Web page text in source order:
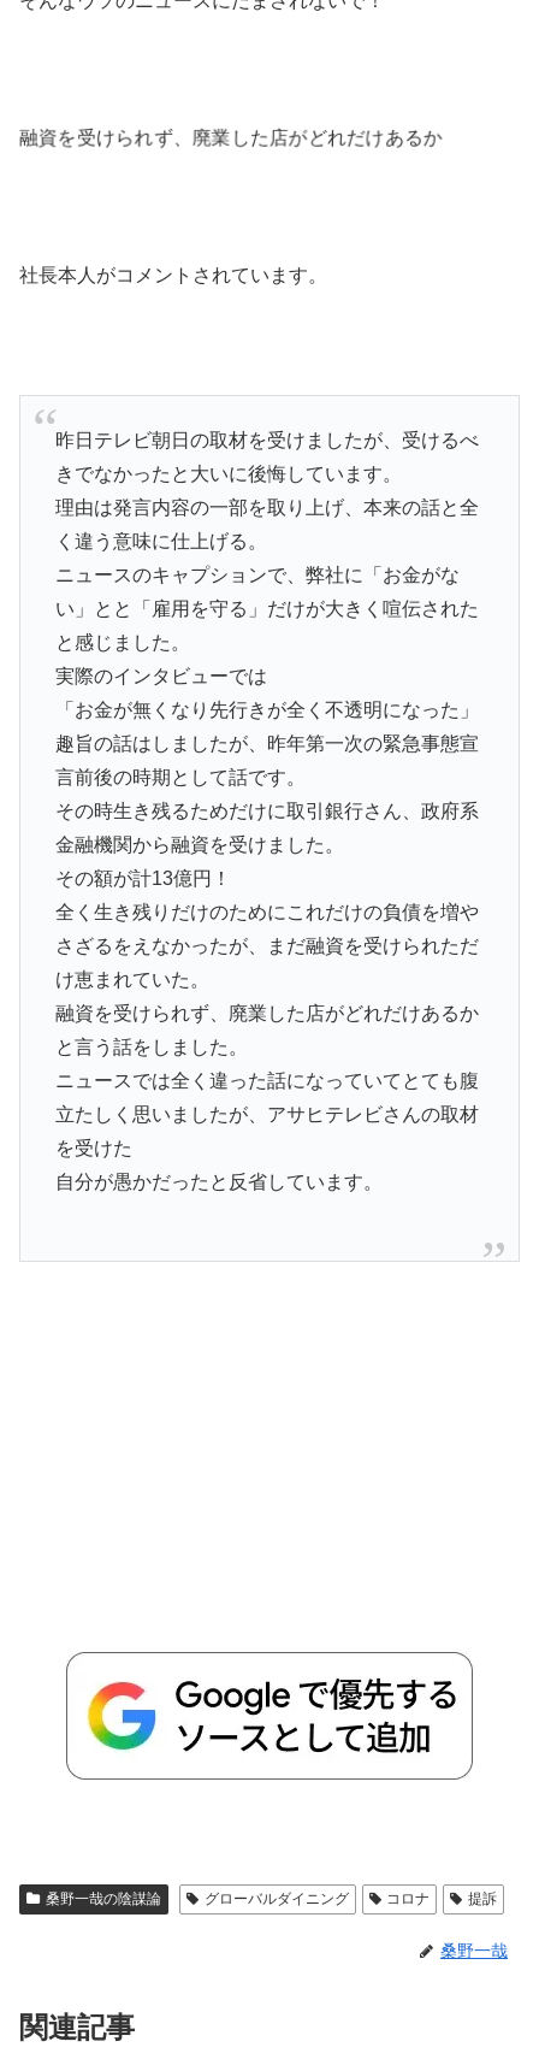
融資を受けられず、廃業した店がどれだけあるか
社長本人がコメントされています。
昨日テレビ朝日の取材を受けましたが、受けるべ
きでなかったと大いに後悔しています。
理由は発言内容の一部を取り上げ、本来の話と全
く違う意味に仕上げる。
ニュースのキャプションで、弊社に「お金がな
い」とと「雇用を守る」だけが大きく喧伝された
と感じました。
実際のインタビューでは
「お金が無くなり先行きが全く不透明になった」
趣旨の話はしましたが、昨年第一次の緊急事態宣
言前後の時期として話です。
その時生き残るためだけに取引銀行さん、政府系
金融機関から融資を受けました。
その額が計13億円！
全く生き残りだけのためにこれだけの負債を増や
さざるをえなかったが、まだ融資を受けられただ
け恵まれていた。
融資を受けられず、廃業した店がどれだけあるか
と言う話をしました。
ニュースでは全く違った話になっていてとても腹
立たしく思いましたが、アサヒテレビさんの取材
を受けた
自分が愚かだったと反省しています。
桑野一哉の陰謀論 グローバルダイニング コロナ 提訴
桑野一哉
関連記事